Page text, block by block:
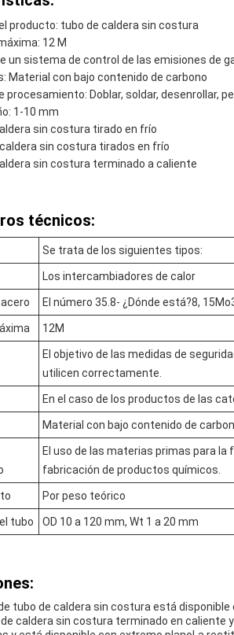
producto: tubo de caldera sin costura
12 M
un sistema de control de las emisiones de
Material con bajo contenido de carbono
procesamiento: Doblar, soldar, desenrollar,
1-10 mm
sin costura tirado en frío
sin costura tirados en frío
sin costura terminado a caliente
técnicos:
Se trata de los siguientes tipos:
Los intercambiadores de calor
El número 35.8- ¿Dónde está?8,
12M
El objetivo de las medidas de
utilicen correctamente.
En el caso de los productos de las
Material con bajo contenido de
El uso de las materias primas para
fabricación de productos químicos.
Por peso teórico
tubo OD 10 a 120 mm, Wt 1 a 20 mm
tubo de caldera sin costura está
caldera sin costura terminado en caliente